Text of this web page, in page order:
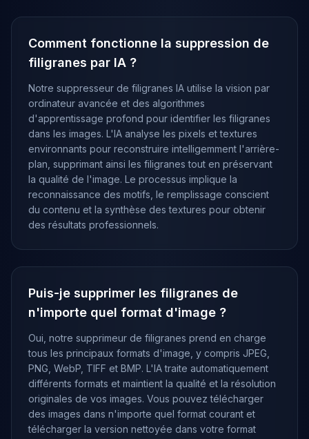
Comment fonctionne la suppression de
filigranes par IA ?
Notre suppresseur de filigranes IA utilise la vision par
ordinateur avancée et des algorithmes
d'apprentissage profond pour identifier les filigranes
dans les images. L'IA analyse les pixels et textures
environnants pour reconstruire intelligemment l'arrière-
plan, supprimant ainsi les filigranes tout en préservant
la qualité de l'image. Le processus implique la
reconnaissance des motifs, le remplissage conscient
du contenu et la synthèse des textures pour obtenir
des résultats professionnels.
Puis-je supprimer les filigranes de
n'importe quel format d'image ?
Oui, notre supprimeur de filigranes prend en charge
tous les principaux formats d'image, y compris JPEG,
PNG, WebP, TIFF et BMP. L'IA traite automatiquement
différents formats et maintient la qualité et la résolution
originales de vos images. Vous pouvez télécharger
des images dans n'importe quel format courant et
télécharger la version nettoyée dans votre format